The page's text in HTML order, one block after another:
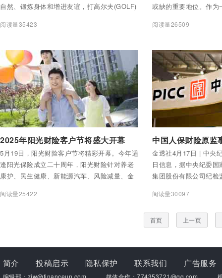
自然、锻炼身体和增进友谊，打高尔夫(GOLF)
阅读量35423
或缺的重要地位。作
视角或许是“管中窥豹”
真情互动，这份特区金
承，和共同为深圳金
鼓助威的初心使命。
阅读量26509
2025年阳光财险客户节将盛大开幕
5月19日，阳光财险客户节将精彩开幕。今年适
逢阳光保险成立二十周年，阳光财险针对养老
康护、民生健康、新能源汽车、风险减量、金
诚邀客户走进知心阳光，感受爱与责任，用心
阅读量25422
金透社4月17日 | 中央
日信息，据中央纪委
集团股份有限公司纪
央纪委国家监委驻中
民财产保险股份有限
阅读量30097
首页 上一页
简介 投稿启示 隐私保护 联系我们 广告服务
编辑部：zjw@financeun.com 媒体合作：774353721@qq.com